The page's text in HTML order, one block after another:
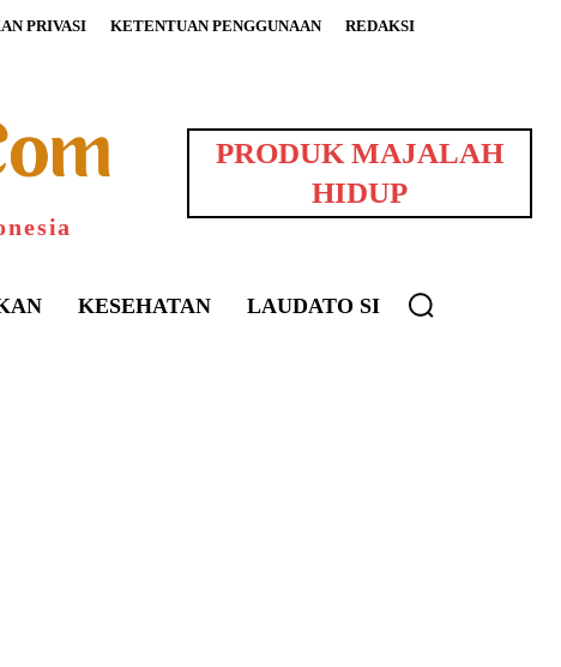
PRIVASI KETENTUAN PENGGUNAAN
REDAKSI
PRODUK MAJALAH
HIDUP
KESEHATAN LAUDATO SI